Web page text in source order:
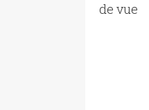
de vue